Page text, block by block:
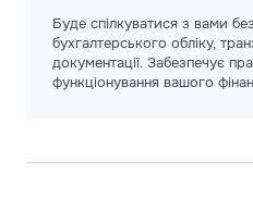
Буде спілкуватися з вами
бухгалтерського обліку,
документації. Забезпечує
функціонування вашого